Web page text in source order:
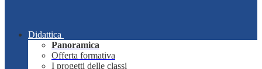
Didattica
Panoramica
Offerta formativa
I progetti delle classi